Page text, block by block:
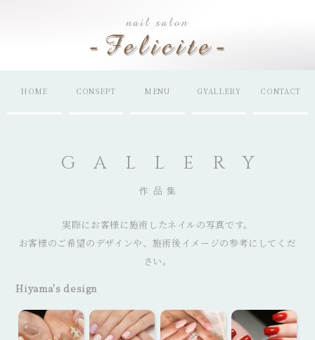
HOME CONSEPT MENU GYALLERY CONTACT
GALLERY
作品集
実際にお客様に施術したネイルの写真です。
お客様のご希望のデザインや、施術後イメージの参考にしてくだ
さい。
Hiyama's design